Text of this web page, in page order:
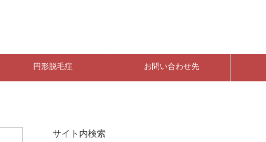
円形脱毛症 お問い合わせ先
サイト内検索